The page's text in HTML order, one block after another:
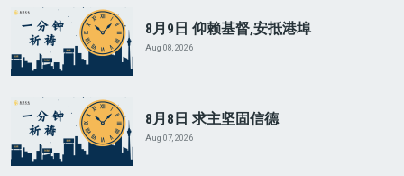
8月9日 仰赖基督,安抵港埠
Aug 08, 2026
8月8日 求主坚固信德
Aug 07, 2026